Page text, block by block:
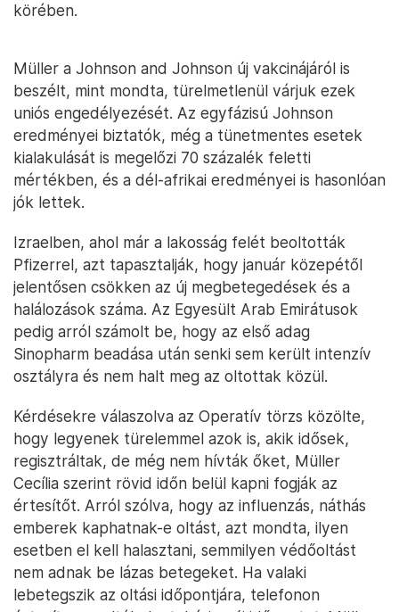
körében.
Müller a Johnson and Johnson új vakcinájáról is
beszélt, mint mondta, türelmetlenül várjuk ezek
uniós engedélyezését. Az egyfázisú Johnson
eredményei biztatók, még a tünetmentes esetek
kialakulását is megelőzi 70 százalék feletti
mértékben, és a dél-afrikai eredményei is hasonlóan
jók lettek.
Izraelben, ahol már a lakosság felét beoltották
Pfizerrel, azt tapasztalják, hogy január közepétől
jelentősen csökken az új megbetegedések és a
halálozások száma. Az Egyesült Arab Emirátusok
pedig arról számolt be, hogy az első adag
Sinopharm beadása után senki sem került intenzív
osztályra és nem halt meg az oltottak közül.
Kérdésekre válaszolva az Operatív törzs közölte,
hogy legyenek türelemmel azok is, akik idősek,
regisztráltak, de még nem hívták őket, Müller
Cecília szerint rövid időn belül kapni fogják az
értesítőt. Arról szólva, hogy az influenzás, náthás
emberek kaphatnak-e oltást, azt mondta, ilyen
esetben el kell halasztani, semmilyen védőoltást
nem adnak be lázas betegeket. Ha valaki
lebetegszik az oltási időpontjára, telefonon